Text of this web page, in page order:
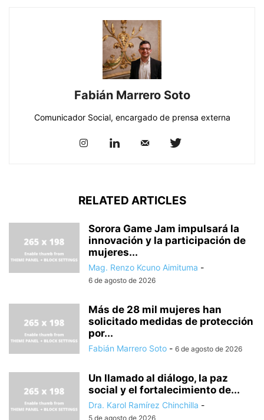
Fabián Marrero Soto
Comunicador Social, encargado de prensa externa
RELATED ARTICLES
Sorora Game Jam impulsará la
innovación y la participación de
mujeres...
Mag. Renzo Kcuno Aimituma -
6 de agosto de 2026
Más de 28 mil mujeres han
solicitado medidas de protección
por...
Fabián Marrero Soto - 6 de agosto de 2026
Un llamado al diálogo, la paz
social y el fortalecimiento de...
Dra. Karol Ramírez Chinchilla -
5 de agosto de 2026